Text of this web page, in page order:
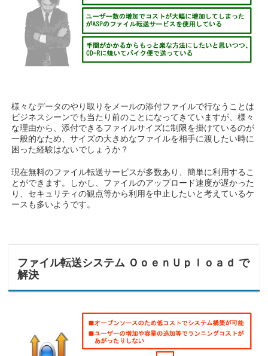
様々なデータのやり取りをメールの添付ファイルで行なうことは
ビジネスシーンでも当たり前のことになってきていますが、様々
な理由から、添付できるファイルサイズに制限を掛けているのが
一般的なため、サイズの大きめなファイルを相手に渡したい時に
困った経験はないでしょうか？
現在無料のファイル転送サービスが多数あり、簡単に利用するこ
とができます。しかし、ファイルのアップロード速度が遅かった
り、セキュリティの観点等から利用を中止したいと考えているケ
ースも多いようです。
ファイル転送システム ＯｏｅｎＵｐｌｏａｄ で
解決